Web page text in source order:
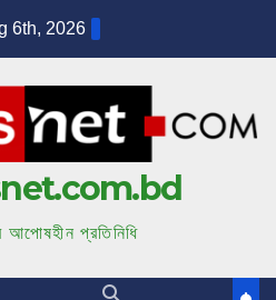
6th, 2026
আপোষহীন প্রতিনিধি